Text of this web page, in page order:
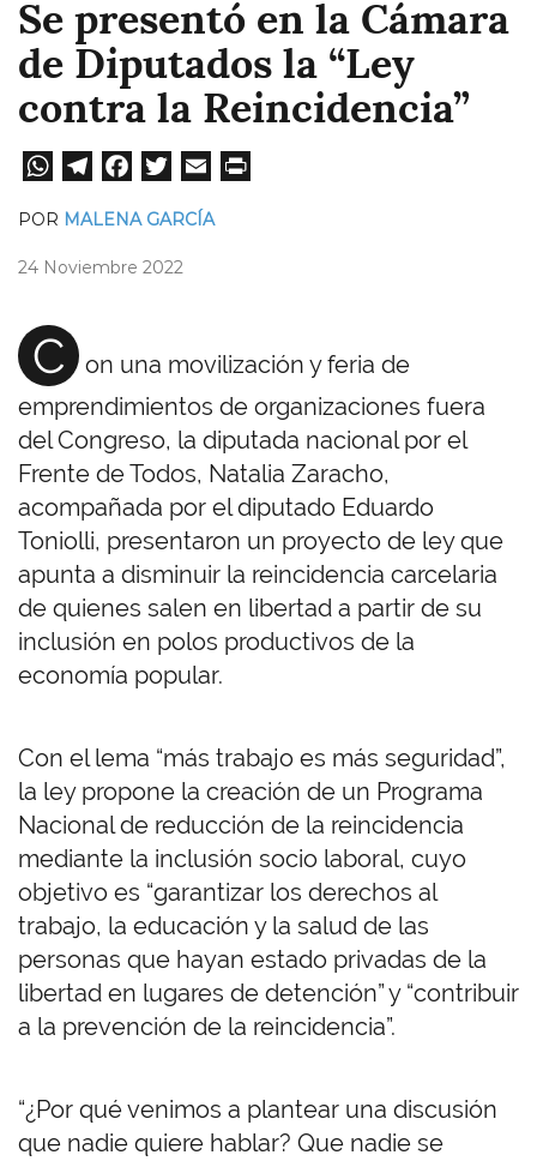
Se presentó en la Cámara
de Diputados la “Ley
contra la Reincidencia”
W
A
pp
Te
a
Fa
ok er
POR MALENA GARCÍA
24 Noviembre 2022
C
on una movilización y feria de
emprendimientos de organizaciones fuera
del Congreso, la diputada nacional por el
Frente de Todos, Natalia Zaracho,
acompañada por el diputado Eduardo
Toniolli, presentaron un proyecto de ley que
apunta a disminuir la reincidencia carcelaria
de quienes salen en libertad a partir de su
inclusión en polos productivos de la
economía popular.
Con el lema “más trabajo es más seguridad”,
la ley propone la creación de un Programa
Nacional de reducción de la reincidencia
mediante la inclusión socio laboral, cuyo
objetivo es “garantizar los derechos al
trabajo, la educación y la salud de las
personas que hayan estado privadas de la
libertad en lugares de detención” y “contribuir
a la prevención de la reincidencia”.
“¿Por qué venimos a plantear una discusión
que nadie quiere hablar? Que nadie se